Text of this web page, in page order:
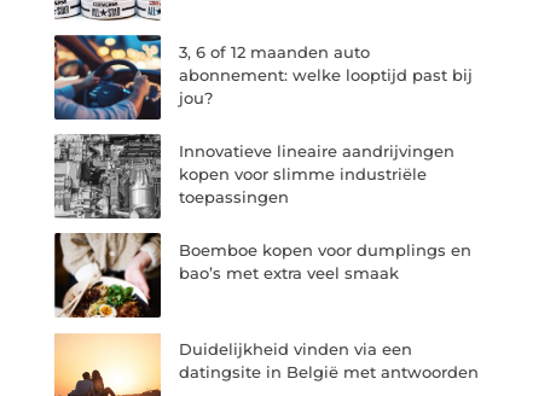
3, 6 of 12 maanden auto
abonnement: welke looptijd past bij
jou?
Innovatieve lineaire aandrijvingen
kopen voor slimme industriële
toepassingen
Boemboe kopen voor dumplings en
bao’s met extra veel smaak
Duidelijkheid vinden via een
datingsite in België met antwoorden